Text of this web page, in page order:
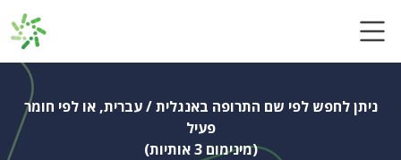
ניתן לחפש לפי שם התרופה באנגלית / עברית, או לפי חומר
פעיל
(מינימום 3 אותיות)